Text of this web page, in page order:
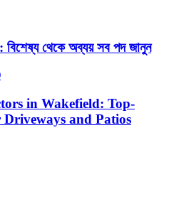
থেকে অব্যয় সব পদ জানুন
in Wakefield: Top-
and Patios